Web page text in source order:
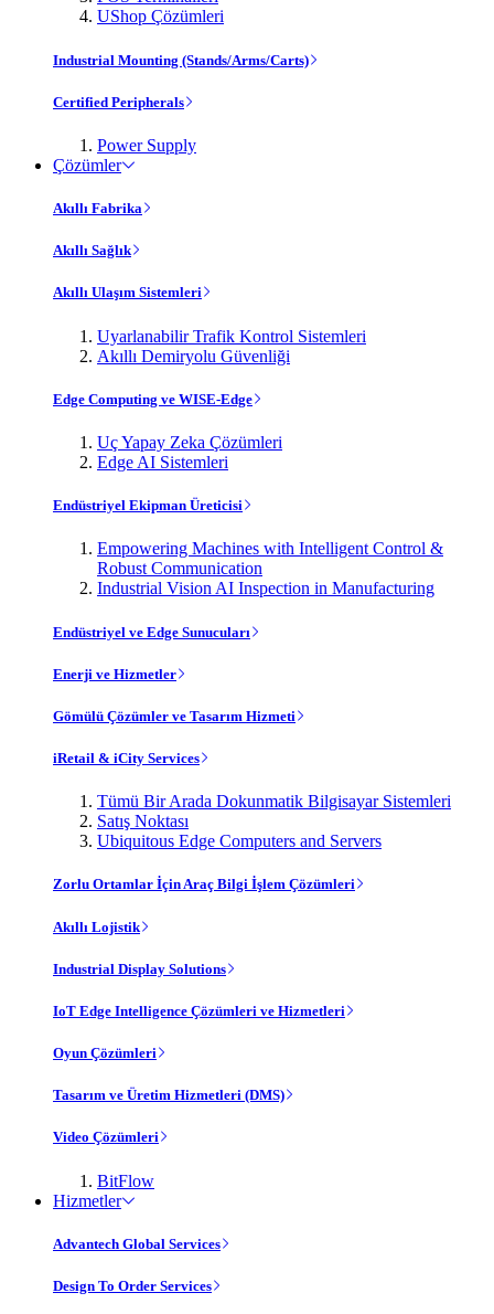
UShop Çözümleri
Industrial Mounting (Stands/Arms/Carts)
Certified Peripherals
Power Supply
Çözümler
Akıllı Fabrika
Akıllı Sağlık
Akıllı Ulaşım Sistemleri
Uyarlanabilir Trafik Kontrol Sistemleri
Akıllı Demiryolu Güvenliği
Edge Computing ve WISE-Edge
Uç Yapay Zeka Çözümleri
Edge AI Sistemleri
Endüstriyel Ekipman Üreticisi
Empowering Machines with Intelligent Control &
Robust Communication
Industrial Vision AI Inspection in Manufacturing
Endüstriyel ve Edge Sunucuları
Enerji ve Hizmetler
Gömülü Çözümler ve Tasarım Hizmeti
iRetail & iCity Services
Tümü Bir Arada Dokunmatik Bilgisayar Sistemleri
Satış Noktası
Ubiquitous Edge Computers and Servers
Zorlu Ortamlar İçin Araç Bilgi İşlem Çözümleri
Akıllı Lojistik
Industrial Display Solutions
IoT Edge Intelligence Çözümleri ve Hizmetleri
Oyun Çözümleri
Tasarım ve Üretim Hizmetleri (DMS)
Video Çözümleri
BitFlow
Hizmetler
Advantech Global Services
Design To Order Services